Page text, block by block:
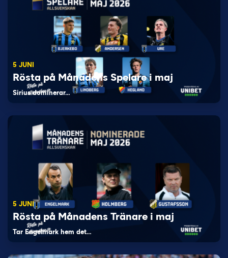
5 JUNI
Rösta på Månadens Spelare i maj
Sirius dominerar…
5 JUNI
Rösta på Månadens Tränare i maj
Tar Engelmark hem det…